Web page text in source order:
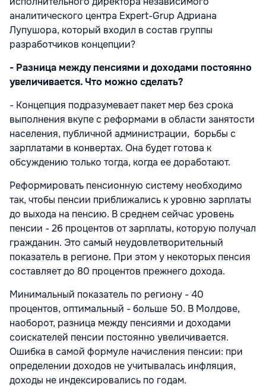
аналитического центра Expert-Grup Адриана
Лупушора, который входил в состав группы
разработчиков концепции?
- Разница между пенсиями и доходами постоянно
увеличивается. Что можно сделать?
- Концепция подразумевает пакет мер без срока
выполнения вкупе с реформами в области занятости
населения, публичной администрации, борьбы с
зарплатами в конвертах. Она будет готова к
обсуждению только тогда, когда ее доработают.
Реформировать пенсионную систему необходимо
так, чтобы пенсии приближались к уровню зарплаты
до выхода на пенсию. В среднем сейчас уровень
пенсии - 26 процентов от зарплаты, которую получал
гражданин. Это самый неудовлетворительный
показатель в регионе. При этом у некоторых пенсия
составляет до 80 процентов прежнего дохода.
Минимальный показатель по региону - 40
процентов, оптимальный - больше 50. В Молдове,
наоборот, разница между пенсиями и доходами
соискателей пенсии постоянно увеличивается.
Ошибка в самой формуле начисления пенсии: при
определении доходов не учитывалась инфляция,
доходы не индексировались по годам.